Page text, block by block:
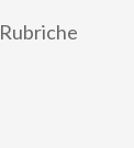
Rubriche